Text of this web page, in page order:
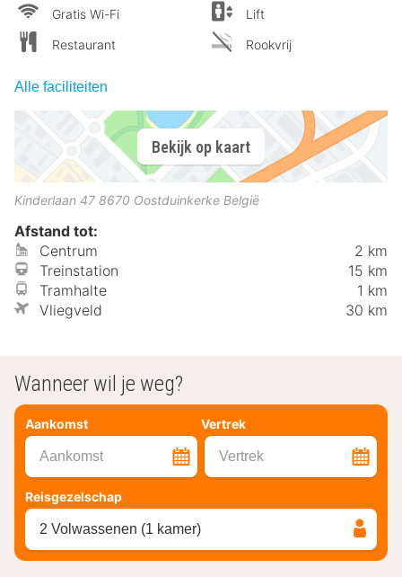
Gratis Wi-Fi
Restaurant
Lift
Rookvrij
Alle faciliteiten
Bekijk op kaart
Kinderlaan 47 8670 Oostduinkerke België
Afstand tot:
Centrum
2 km
Treinstation
15 km
Tramhalte
1 km
Vliegveld
30 km
Wanneer wil je weg?
Aankomst Vertrek
Aankomst Vertrek
Reisgezelschap
2 Volwassenen (1 kamer)